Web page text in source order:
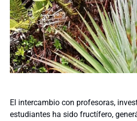
El intercambio con profesoras,
estudiantes ha sido fructífero,